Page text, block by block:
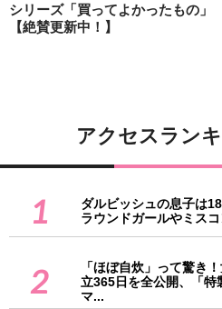
シリーズ「買ってよかったもの」
【絶賛更新中！】
アクセスラン
1
ダルビッシュの息子は
ラウンドガールやミス
2
「ほぼ自炊」って驚き
立365日を全公開、「特
マ...